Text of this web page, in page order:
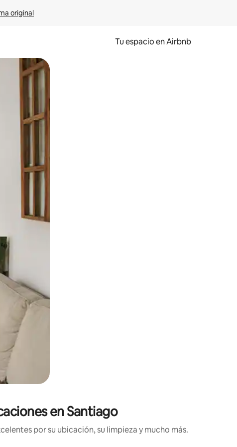
original
Tu espacio en Airbnb
bien tocando y deslizando la pantalla.
en Santiago
por su ubicación, su limpieza y mucho más.